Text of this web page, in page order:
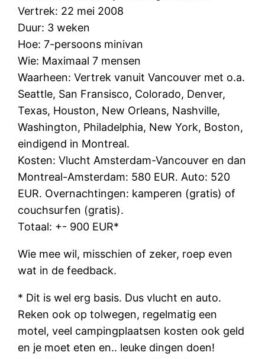
Vertrek: 22 mei 2008
Duur: 3 weken
Hoe: 7-persoons minivan
Wie: Maximaal 7 mensen
Waarheen: Vertrek vanuit Vancouver met o.a.
Seattle, San Fransisco, Colorado, Denver,
Texas, Houston, New Orleans, Nashville,
Washington, Philadelphia, New York, Boston,
eindigend in Montreal.
Kosten: Vlucht Amsterdam-Vancouver en dan
Montreal-Amsterdam: 580 EUR. Auto: 520
EUR. Overnachtingen: kamperen (gratis) of
couchsurfen (gratis).
Totaal: +- 900 EUR*
Wie mee wil, misschien of zeker, roep even
wat in de feedback.
* Dit is wel erg basis. Dus vlucht en auto.
Reken ook op tolwegen, regelmatig een
motel, veel campingplaatsen kosten ook geld
en je moet eten en.. leuke dingen doen!